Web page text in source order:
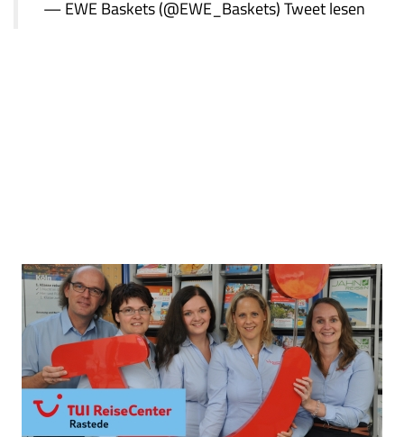
— EWE Baskets (@EWE_Baskets)Tweet lesen